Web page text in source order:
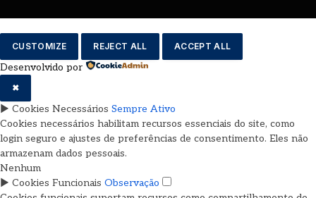
CUSTOMIZE REJECT ALL ACCEPT ALL
Desenvolvido por
✖
► Cookies Necessários Sempre Ativo
Cookies necessários habilitam recursos essenciais do site, como
login seguro e ajustes de preferências de consentimento. Eles não
armazenam dados pessoais.
Nenhum
► Cookies Funcionais Observação